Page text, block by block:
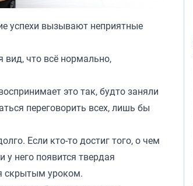
успехи вызывают неприятные
вид, что всё нормально,
это так, будто заняли
переговорить всех, лишь бы
Если кто-то достиг того, о чем
у него появится твердая
скрытым уроком.